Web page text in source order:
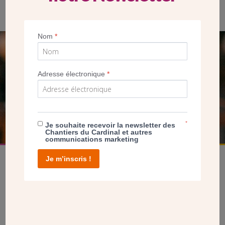
Mgr Bertrand, évêque du diocèse de Pontoise
SEUL VOTRE DON
NOUS PERMET D’AGIR
FAIRE UN DON
Nom*
Adresse électronique*
Je souhaite recevoir la newsletter des
Chantiers du Cardinal et autres
communications marketing
*
Je m’inscris !